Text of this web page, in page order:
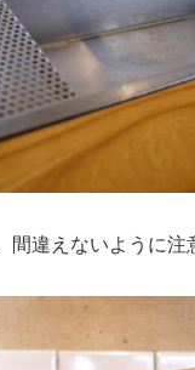
間違えないように注